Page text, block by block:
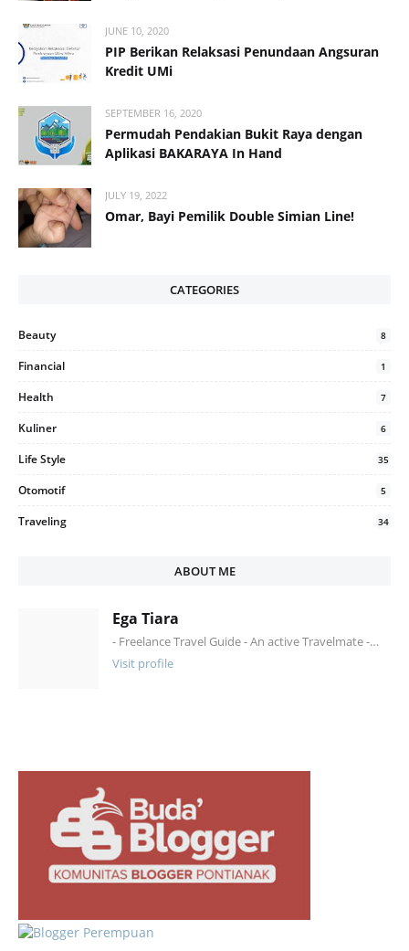
JUNE 10, 2020
PIP Berikan Relaksasi Penundaan Angsuran
Kredit UMi
SEPTEMBER 16, 2020
Permudah Pendakian Bukit Raya dengan
Aplikasi BAKARAYA In Hand
JULY 19, 2022
Omar, Bayi Pemilik Double Simian Line!
CATEGORIES
Beauty 8
Financial 1
Health 7
Kuliner 6
Life Style 35
Otomotif 5
Traveling 34
ABOUT ME
Ega Tiara
- Freelance Travel Guide - An active Travelmate -…
Visit profile